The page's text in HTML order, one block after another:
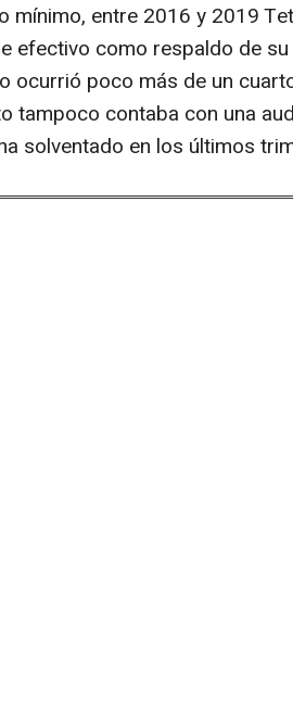
mínimo, entre 2016 y 2019
efectivo como respaldo de
ocurrió poco más de un
tampoco contaba con una
solventado en los últimos